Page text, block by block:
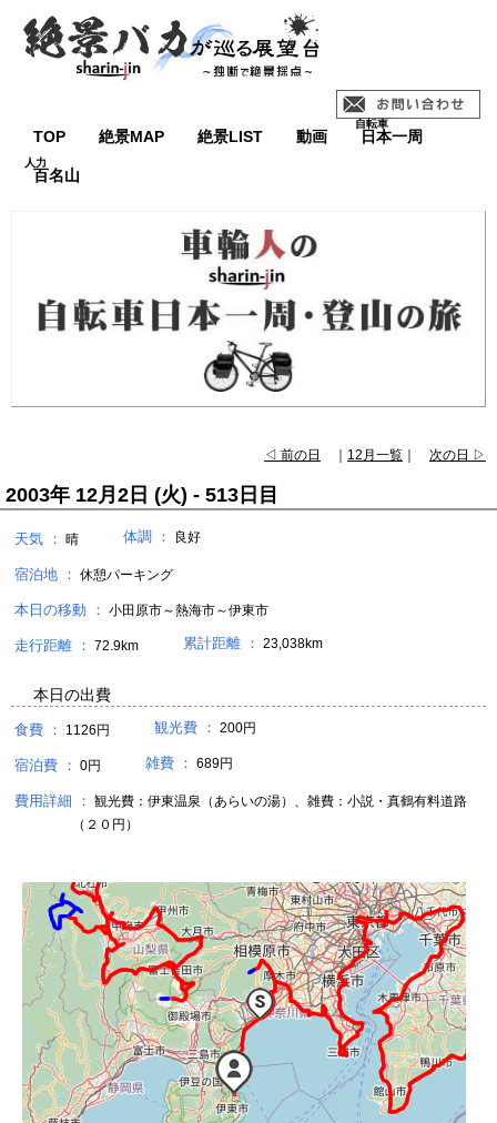
TOP 絶景MAP 絶景LIST 動画 日本一周
百名山
◁ 前の日 12月一覧 次の日 ▷
2003年 12月2日 (火) - 513日目
天気 ： 晴 体調 ： 良好
宿泊地 ： 休憩パーキング
本日の移動 ： 小田原市～熱海市～伊東市
走行距離 ： 72.9km 累計距離 ： 23,038km
本日の出費
食費 ： 1126円 観光費 ： 200円
宿泊費 ： 0円 雑費 ： 689円
費用詳細 ： 観光費：伊東温泉（あらいの湯）、雑費：小説・真鶴有料道路
（２０円）